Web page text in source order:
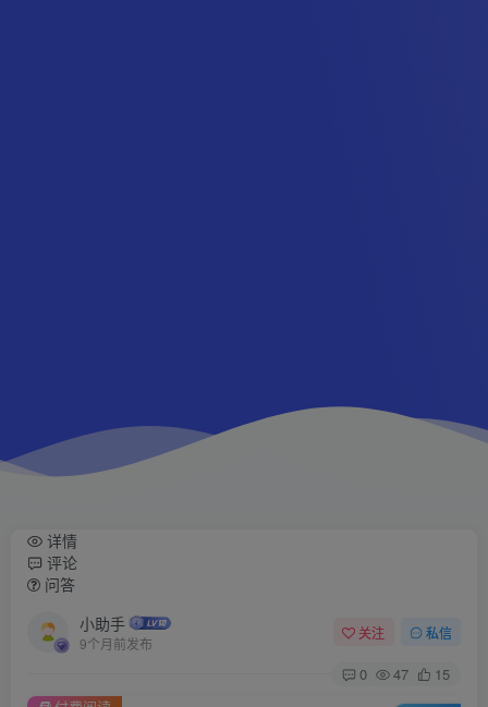
详情
评论
问答
小助手
9个月前发布
关注 私信
0 47
15